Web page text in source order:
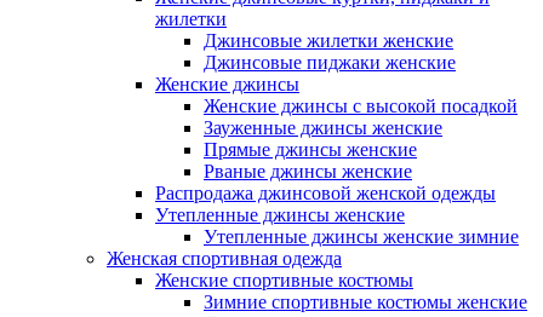
жилетки
Джинсовые жилетки женские
Джинсовые пиджаки женские
Женские джинсы
Женские джинсы с высокой посадкой
Зауженные джинсы женские
Прямые джинсы женские
Рваные джинсы женские
Распродажа джинсовой женской одежды
Утепленные джинсы женские
Утепленные джинсы женские зимние
Женская спортивная одежда
Женские спортивные костюмы
Зимние спортивные костюмы женские